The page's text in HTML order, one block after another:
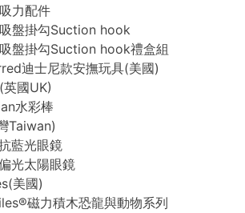
力配件
盤掛勾Suction hook
盤掛勾Suction hook禮盒組
迪士尼款安撫玩具(美國)
國UK)
水彩棒
Taiwan)
藍光眼鏡
光太陽眼鏡
美國)
磁力積木恐龍與動物系列